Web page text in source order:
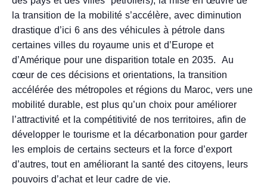
la transition de la mobilité s’accélère, avec diminution
drastique d’ici 6 ans des véhicules à pétrole dans
certaines villes du royaume unis et d’Europe et
d’Amérique pour une disparition totale en 2035. Au
cœur de ces décisions et orientations, la transition
accélérée des métropoles et régions du Maroc, vers une
mobilité durable, est plus qu’un choix pour améliorer
l’attractivité et la compétitivité de nos territoires, afin de
développer le tourisme et la décarbonation pour garder
les emplois de certains secteurs et la force d’export
d’autres, tout en améliorant la santé des citoyens, leurs
pouvoirs d’achat et leur cadre de vie.